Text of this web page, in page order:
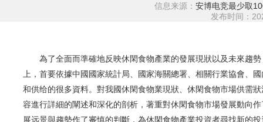
信息来源： 安博电竞最少取
发布时间：
為了全面而準確地反映休閑食物產業的發展現狀以及未來趨勢
上，首要依據中國國家統計局、國家海關總署、相關行業協會、
和供给的很多資料。對我國休閑食物業現狀、休閑食物市場供需
容進行詳細的闡述和深化的剖析，著重對休閑食物市場發展動向
展远景與趨勢作了審慎的判斷，為休閑食物產業投資者尋找新的